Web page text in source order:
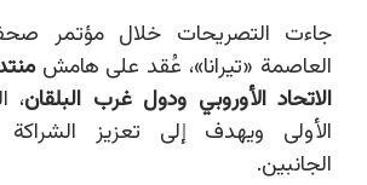
جاءت التصريحات خلال مؤتمر
العاصمة «تيرانا»، عُقد على هامش
الاتحاد الأوروبي ودول غرب البلقان،
الأولى ويهدف إلى تعزيز الشراكة
الجانبين.